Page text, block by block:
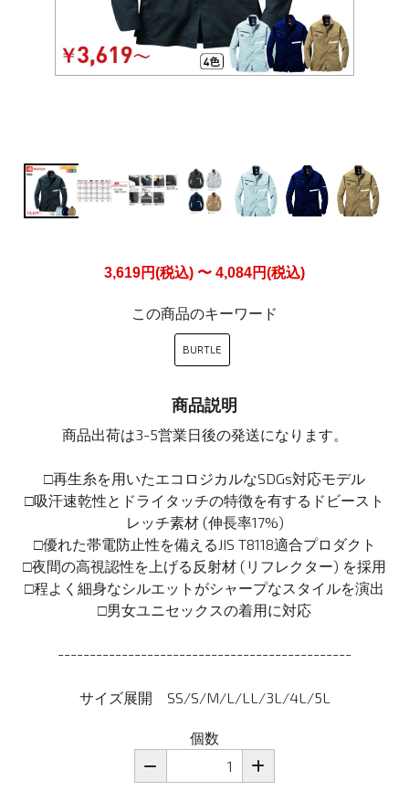
3,619円(税込) 〜 4,084円(税込)
この商品のキーワード
BURTLE
商品説明
商品出荷は3-5営業日後の発送になります。
□再生糸を用いたエコロジカルなSDGs対応モデル
□吸汗速乾性とドライタッチの特徴を有するドビースト
レッチ素材 (伸長率17%)
□優れた帯電防止性を備えるJIS T8118適合プロダクト
□夜間の高視認性を上げる反射材 (リフレクター) を採用
□程よく細身なシルエットがシャープなスタイルを演出
□男女ユニセックスの着用に対応
----------------------------------------------
サイズ展開 SS/S/M/L/LL/3L/4L/5L
個数